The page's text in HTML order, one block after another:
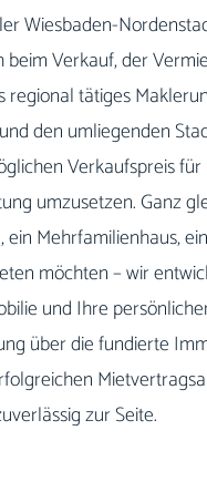
Wiesbaden-
beim Verkauf, der
tätiges
den umliegenden
Verkaufspreis
umzusetzen. Ganz
Mehrfamilienhaus, ein
möchten – wir
und Ihre
über die fundierte
zur Seite.